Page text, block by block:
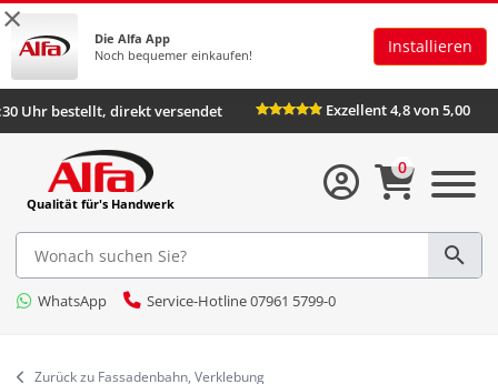
×
Die Alfa App
Noch bequemer einkaufen!
Installieren
Bis 16:30 Uhr bestellt, direkt versendet Exzellent 4,8 von
Qualität für's Handwerk
WhatsApp Service-Hotline 07961 5799-0
0
Zurück zu Fassadenbahn, Verklebung